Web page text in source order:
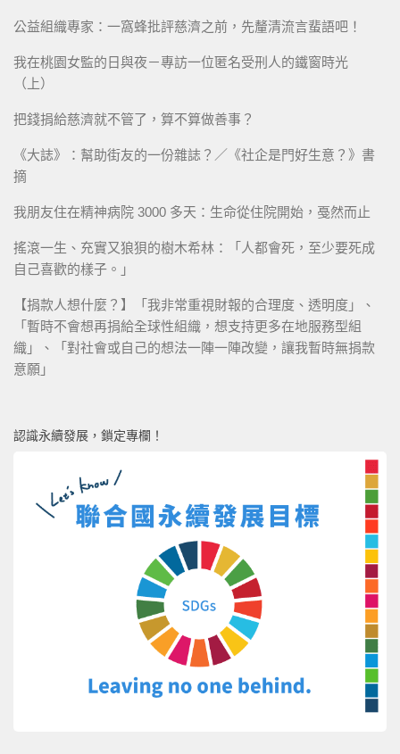
公益組織專家：一窩蜂批評慈濟之前，先釐清流言蜚語吧！
我在桃園女監的日與夜－專訪一位匿名受刑人的鐵窗時光
（上）
把錢捐給慈濟就不管了，算不算做善事？
《大誌》：幫助街友的一份雜誌？／《社企是門好生意？》書
摘
我朋友住在精神病院 3000 多天：生命從住院開始，戞然而止
搖滾一生、充實又狼狽的樹木希林：「人都會死，至少要死成
自己喜歡的樣子。」
【捐款人想什麼？】「我非常重視財報的合理度、透明度」、
「暫時不會想再捐給全球性組織，想支持更多在地服務型組
織」、「對社會或自己的想法一陣一陣改變，讓我暫時無捐款
意願」
認識永續發展，鎖定專欄！